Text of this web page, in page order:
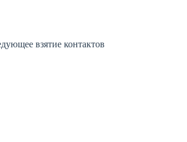
взятие контактов